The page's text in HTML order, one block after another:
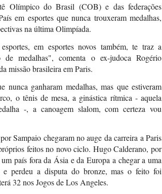
Olímpico do Brasil (COB) e das federações
em esportes que nunca trouxeram medalhas,
na última Olimpíada.
em esportes novos também, te traz a
medalhas", comenta o ex-judoca Rogério
missão brasileira em Paris.
nunca ganharam medalhas, mas que estiveram
o tênis de mesa, a ginástica rítmica - aquela
-, a canoagem slalom, com certeza vou
Sampaio chegaram no auge da carreira a Paris
feitos no novo ciclo. Hugo Calderano, por
país fora da Ásia e da Europa a chegar a uma
perdeu a disputa do bronze, mas o feito foi
32 nos Jogos de Los Angeles.